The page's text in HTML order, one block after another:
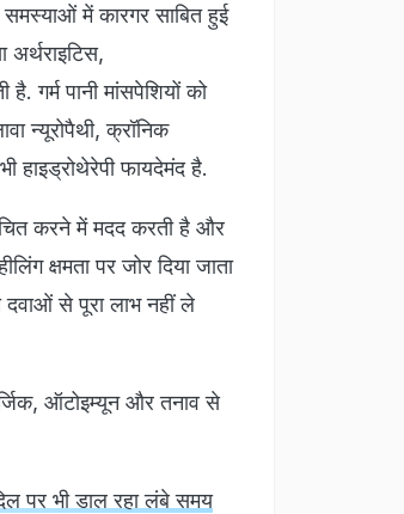
समस्याओं में कारगर साबित हुई
अर्थराइटिस,
गर्म पानी मांसपेशियों को
न्यूरोपैथी, क्रॉनिक
हाइड्रोथेरेपी फायदेमंद है.
करने में मदद करती है और
क्षमता पर जोर दिया जाता
दवाओं से पूरा लाभ नहीं ले
ऑटोइम्यून और तनाव से
पर भी डाल रहा लंबे समय